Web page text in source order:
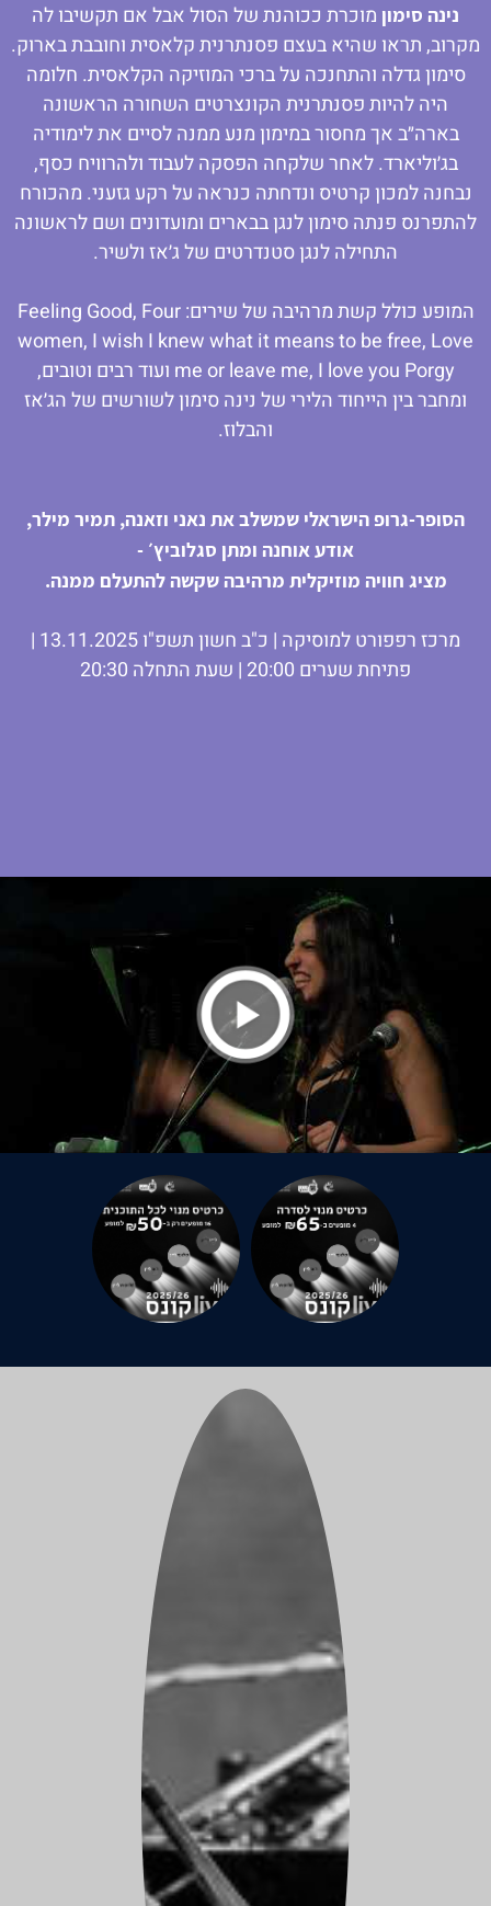
נינה סימון מוכרת ככוהנת של הסול אבל אם תקשיבו לה
מקרוב, תראו שהיא בעצם פסנתרנית קלאסית וחובבת בארוק.
סימון גדלה והתחנכה על ברכי המוזיקה הקלאסית. חלומה
היה להיות פסנתרנית הקונצרטים השחורה הראשונה
בארה״ב אך מחסור במימון מנע ממנה לסיים את לימודיה
בג׳וליארד. לאחר שלקחה הפסקה לעבוד ולהרוויח כסף,
נבחנה למכון קרטיס ונדחתה כנראה על רקע גזעני. מהכורח
להתפרנס פנתה סימון לנגן בבארים ומועדונים ושם לראשונה
התחילה לנגן סטנדרטים של ג׳אז ולשיר.
המופע כולל קשת מרהיבה של שירים: Feeling Good, Four
women, I wish I knew what it means to be free, Love
me or leave me, I love you Porgy ועוד רבים וטובים,
ומחבר בין הייחוד הלירי של נינה סימון לשורשים של הג׳אז
והבלוז.
הסופר-גרופ הישראלי שמשלב את נאני וזאנה, תמיר מילר,
אודע אוחנה ומתן סגלוביץ׳ -
מציג חוויה מוזיקלית מרהיבה שקשה להתעלם ממנה.
מרכז רפפורט למוסיקה | כ"ב חשון תשפ"ו 13.11.2025 |
פתיחת שערים 20:00 | שעת התחלה 20:30